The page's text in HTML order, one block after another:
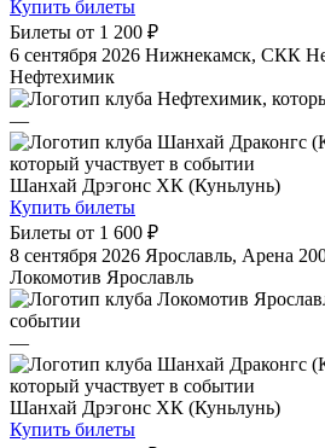
Купить билеты
Билеты от 1 200 ₽
6 сентября 2026 Нижнекамск, СКК
Нефтехимик
—
Шанхай Дрэгонс ХК (Куньлунь)
Купить билеты
Билеты от 1 600 ₽
8 сентября 2026 Ярославль, Арена
Локомотив Ярославль
—
Шанхай Дрэгонс ХК (Куньлунь)
Купить билеты